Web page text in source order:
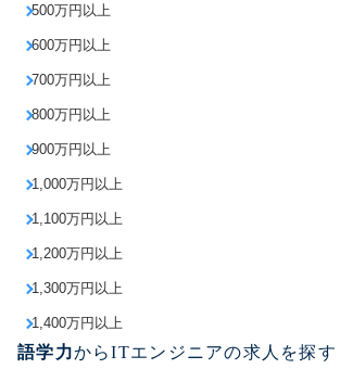
500万円以上
600万円以上
700万円以上
800万円以上
900万円以上
1,000万円以上
1,100万円以上
1,200万円以上
1,300万円以上
1,400万円以上
語学力からITエンジニアの求人を探す